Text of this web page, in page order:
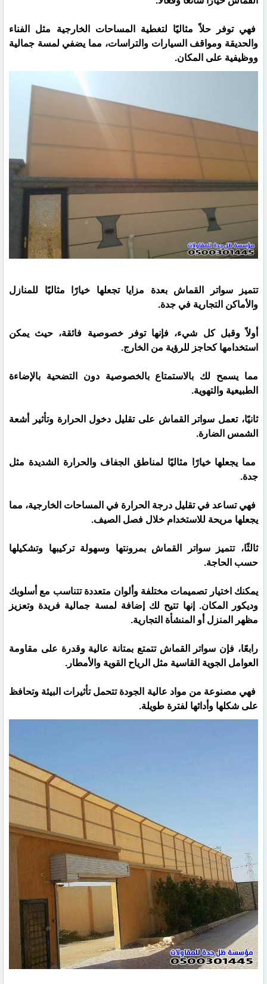
فهي توفر حلاً مثاليًا لتغطية المساحات الخارجية مثل الفناء
والحديقة ومواقف السيارات والتراسات، مما يضفي لمسة جمالية
ووظيفية على المكان.
تتميز سواتر القماش بعدة مزايا تجعلها خيارًا مثاليًا للمنازل
والأماكن التجارية في جدة.
أولاً وقبل كل شيء، فإنها توفر خصوصية فائقة، حيث يمكن
استخدامها كحاجز للرؤية من الخارج.
مما يسمح لك بالاستمتاع بالخصوصية دون التضحية بالإضاءة
الطبيعية والتهوية.
ثانيًا، تعمل سواتر القماش على تقليل دخول الحرارة وتأثير أشعة
الشمس الضارة.
مما يجعلها خيارًا مثاليًا لمناطق الجفاف والحرارة الشديدة مثل
جدة.
فهي تساعد في تقليل درجة الحرارة في المساحات الخارجية، مما
يجعلها مريحة للاستخدام خلال فصل الصيف.
ثالثًا، تتميز سواتر القماش بمرونتها وسهولة تركيبها وتشكيلها
حسب الحاجة.
يمكنك اختيار تصميمات مختلفة وألوان متعددة تتناسب مع أسلوبك
وديكور المكان. إنها تتيح لك إضافة لمسة جمالية فريدة وتعزيز
مظهر المنزل أو المنشأة التجارية.
رابعًا، فإن سواتر القماش تتمتع بمتانة عالية وقدرة على مقاومة
العوامل الجوية القاسية مثل الرياح القوية والأمطار.
فهي مصنوعة من مواد عالية الجودة تتحمل تأثيرات البيئة وتحافظ
على شكلها وأدائها لفترة طويلة.